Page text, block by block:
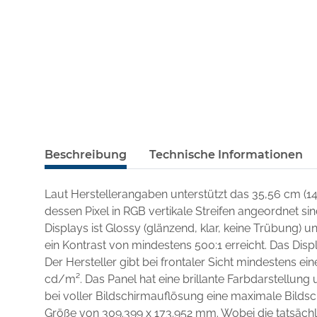
Beschreibung Technische Informationen
Laut Herstellerangaben unterstützt das 35,56 cm
dessen Pixel in RGB vertikale Streifen angeordnet
Displays ist Glossy (glänzend, klar, keine Trübung)
ein Kontrast von mindestens 500:1 erreicht. Das
Der Hersteller gibt bei frontaler Sicht mindestens
cd/m². Das Panel hat eine brillante Farbdarstellung
bei voller Bildschirmauflösung eine maximale
Größe von 309.399 x 173.952 mm. Wobei die